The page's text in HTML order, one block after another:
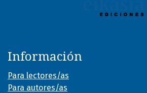
Información
Para lectores/as
Para autores/as